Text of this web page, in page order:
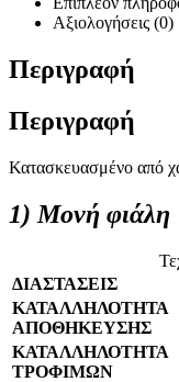
Αξιολογήσεις (0)
Περιγραφή
Περιγραφή
Κατασκευασμένο από
1) Μονή φιάλη
ΔΙΑΣΤΑΣΕΙΣ
ΚΑΤΑΛΛΗΛΟΤΗΤΑ
ΑΠΟΘΗΚΕΥΣΗΣ
ΚΑΤΑΛΛΗΛΟΤΗΤΑ
ΤΡΟΦΙΜΩΝ